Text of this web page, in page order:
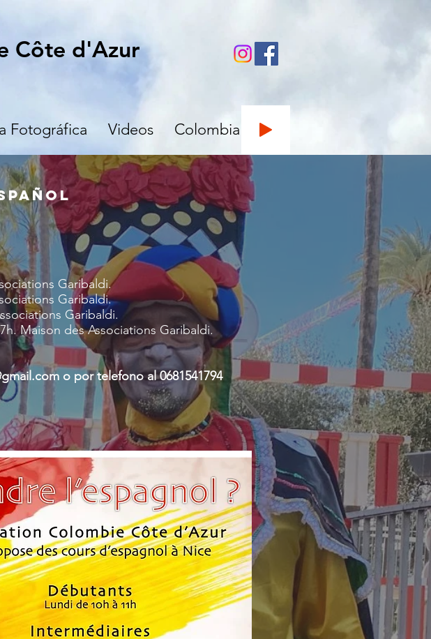
Côte d'Azur
Fotográfica Videos Colombia
Associations Garibaldi.
Garibaldi.
Garibaldi.
Maison des Associations Garibaldi.
o por telefono al 0681541794